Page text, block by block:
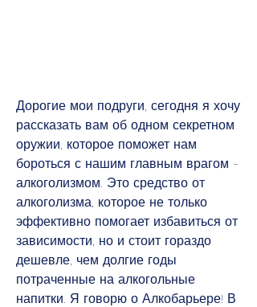
Дорогие мои подруги, сегодня я хочу
рассказать вам об одном секретном
оружии, которое поможет нам
бороться с нашим главным врагом -
алкоголизмом. Это средство от
алкоголизма, которое не только
эффективно помогает избавиться от
зависимости, но и стоит гораздо
дешевле, чем долгие годы
потраченные на алкогольные
напитки. Я говорю о Алкобарьере! В